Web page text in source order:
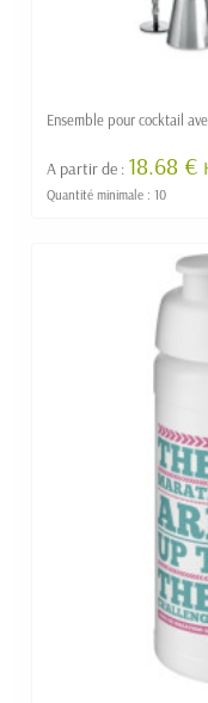
Ensemble pour cocktail
A partir de : 18.68 €
Quantité minimale : 10